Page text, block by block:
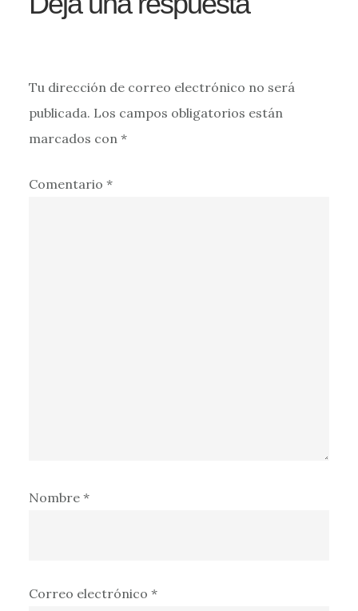
Tu dirección de correo electrónico no será
publicada. Los campos obligatorios están
marcados con *
Comentario *
Nombre *
Correo electrónico *